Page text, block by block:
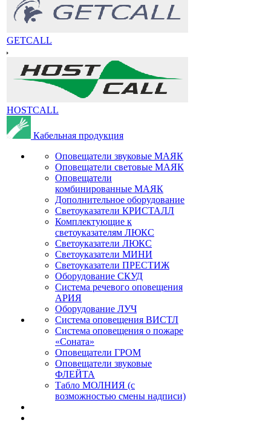
GETCALL
HOSTCALL
Кабельная продукция
Оповещатели звуковые МАЯК
Оповещатели световые МАЯК
Оповещатели
комбинированные МАЯК
Дополнительное оборудование
Светоуказатели КРИСТАЛЛ
Комплектующие к
светоуказателям ЛЮКС
Светоуказатели ЛЮКС
Светоуказатели МИНИ
Светоуказатели ПРЕСТИЖ
Оборудование СКУД
Система речевого оповещения
АРИЯ
Оборудование ЛУЧ
Система оповещения ВИСТЛ
Система оповещения о пожаре
«Соната»
Оповещатели ГРОМ
Оповещатели звуковые
ФЛЕЙТА
Табло МОЛНИЯ (с
возможностью смены надписи)